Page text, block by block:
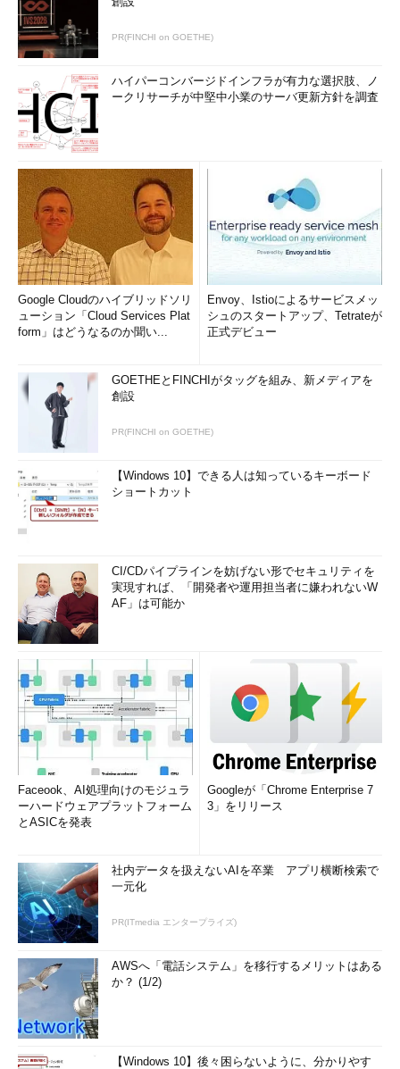
PR(FINCHI on GOETHE)
ハイパーコンバージドインフラが有力な選択肢、ノ
ークリサーチが中堅中小業のサーバ更新方針を調査
Google Cloudのハイブリッドソリ
ューション「Cloud Services Plat
form」はどうなるのか聞い...
Envoy、Istioによるサービスメッ
シュのスタートアップ、Tetrateが
正式デビュー
GOETHEとFINCHIがタッグを組み、新メディアを
創設
PR(FINCHI on GOETHE)
【Windows 10】できる人は知っているキーボード
ショートカット
CI/CDパイプラインを妨げない形でセキュリティを
実現すれば、「開発者や運用担当者に嫌われないW
AF」は可能か
Faceook、AI処理向けのモジュラ
ーハードウェアプラットフォーム
とASICを発表
Googleが「Chrome Enterprise 7
3」をリリース
社内データを扱えないAIを卒業 アプリ横断検索で
一元化
PR(ITmedia エンタープライズ)
AWSへ「電話システム」を移行するメリットはある
か？ (1/2)
【Windows 10】後々困らないように、分かりやす